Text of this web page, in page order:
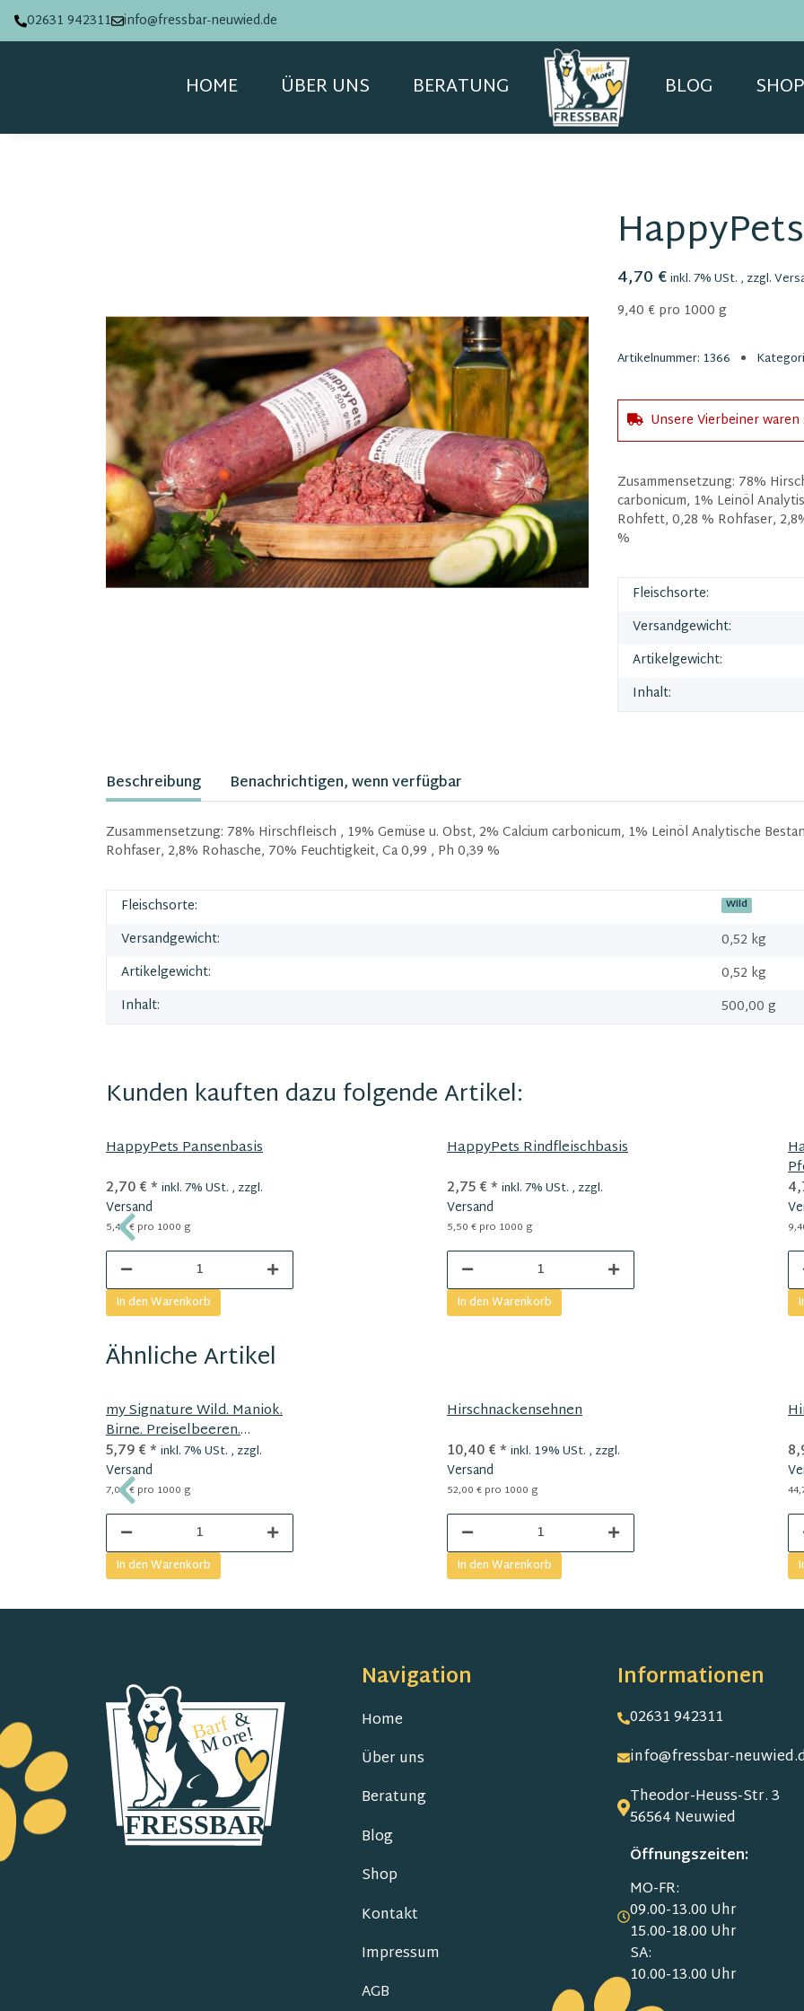
02631 942311 info@fressbar-neuwied.de
SHOP
HOME ÜBER UNS BERATUNG BLOG
4,70 €inkl. 7% USt. , zzgl.
9,40 € pro 1000 g
Artikelnummer: 1366
Unsere Vierbeiner
Zusammensetzung: 78%
carbonicum, 1% Leinöl
Rohfett, 0,28 % Rohfaser,
%
Fleischsorte:
Versandgewicht:
Artikelgewicht:
Inhalt:
Beschreibung Benachrichtigen, wenn verfügbar
Zusammensetzung: 78% Hirschfleisch , 19% Gemüse u. Obst, 2% Calcium carbonicum, 1% Leinöl Analytische
Rohfaser, 2,8% Rohasche, 70% Feuchtigkeit, Ca 0,99 , Ph 0,39 %
Fleischsorte: Wild
Versandgewicht:
0,52 kg
Artikelgewicht:
0,52 kg
Inhalt:
500,00 g
Kunden kauften dazu folgende Artikel:
HappyPets Pansenbasis
2,70 €* inkl. 7% USt. , zzgl.
Versand
5,40 € pro 1000 g
In den Warenkorb
HappyPets Rindfleischbasis
2,75 €* inkl. 7% USt. , zzgl.
Versand
5,50 € pro 1000 g
In den Warenkorb
Ähnliche Artikel
my Signature Wild. Maniok.
Birne. Preiselbeeren.
Naturmoor
5,79 €* inkl. 7% USt. , zzgl.
Versand
7,06 € pro 1000 g
In den Warenkorb
Hirschnackensehnen
10,40 €* inkl. 19% USt. , zzgl.
Versand
52,00 € pro 1000 g
In den Warenkorb
Navigation
Home
Über uns
Beratung
Blog
Shop
Kontakt
Impressum
AGB
Informationen
02631 942311
info@fressbar-
Theodor-Heuss-Str. 3
56564 Neuwied
Öffnungszeiten:
MO-FR:
09.00-13.00 Uhr
15.00-18.00 Uhr
SA:
10.00-13.00 Uhr